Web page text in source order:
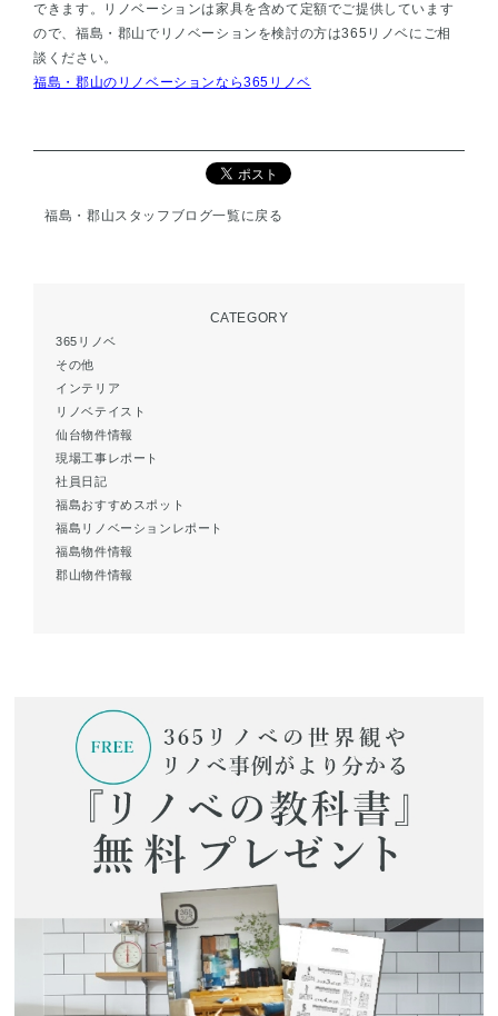
できます。リノベーションは家具を含めて定額でご提供しています
ので、福島・郡山でリノベーションを検討の方は365リノベにご相
談ください。
福島・郡山のリノベーションなら365リノベ
福島・郡山スタッフブログ一覧に戻る
CATEGORY
365リノベ
その他
インテリア
リノベテイスト
仙台物件情報
現場工事レポート
社員日記
福島おすすめスポット
福島リノベーションレポート
福島物件情報
郡山物件情報